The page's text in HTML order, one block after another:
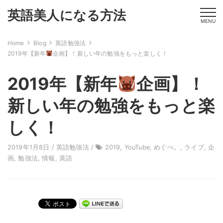
英語美人になる方法 MENU
Home Blog
英語勉強法
2019年【新年
企画】！新しい年の勉強をもっと楽しく！
2019年【新年
企画】！
新しい年の勉強をもっと楽
しく！
2019年1月8日 / 英語勉強法/ 2019 YouTube,めぐぺ。 ライブ,企
画 ,勉強法,情報 英語